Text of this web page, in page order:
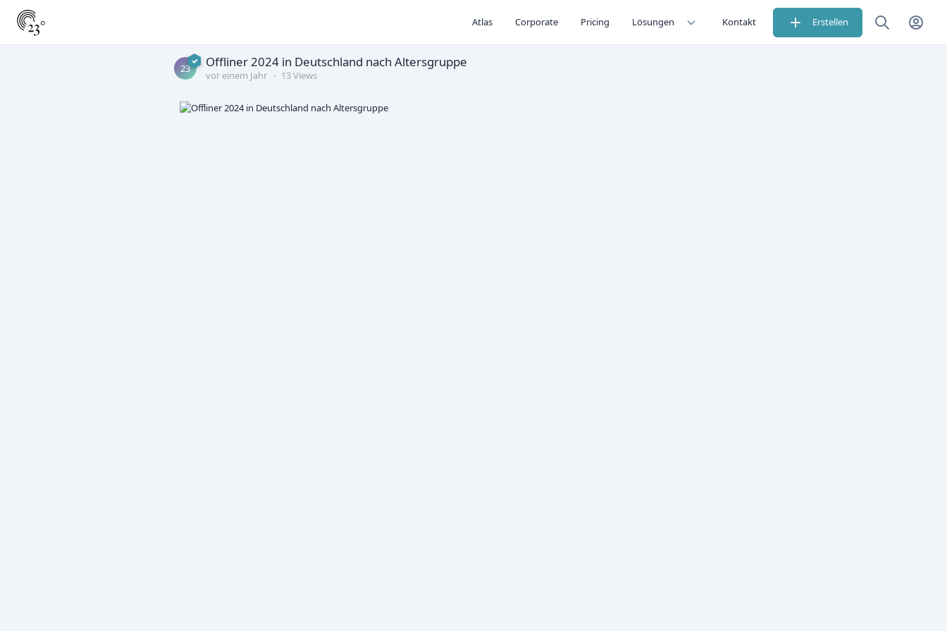
Atlas Corporate Pricing Lösungen Kontakt Erstellen
23 Offliner 2024 in Deutschland nach Altersgruppe
vor einem Jahr 13 Views